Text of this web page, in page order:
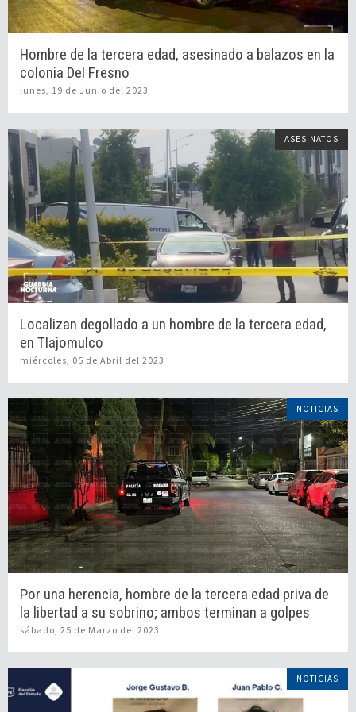
Hombre de la tercera edad, asesinado a balazos en la
colonia Del Fresno
lunes, 19 de Junio del 2023
ASESINATOS
Localizan degollado a un hombre de la tercera edad,
en Tlajomulco
miércoles, 05 de Abril del 2023
NOTICIAS
Por una herencia, hombre de la tercera edad priva de
la libertad a su sobrino; ambos terminan a golpes
sábado, 25 de Marzo del 2023
NOTICIAS